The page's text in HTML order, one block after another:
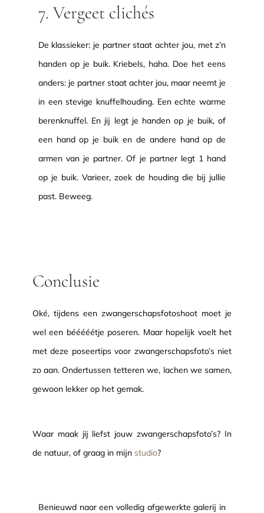
7. Vergeet clichés
De klassieker: je partner staat achter jou, met z’n
handen op je buik. Kriebels, haha. Doe het eens
anders: je partner staat achter jou, maar neemt je
in een stevige knuffelhouding. Een echte warme
berenknuffel. En jij legt je handen op je buik, of
een hand op je buik en de andere hand op de
armen van je partner. Of je partner legt 1 hand
op je buik. Varieer, zoek de houding die bij jullie
past. Beweeg.
Conclusie
Oké, tijdens een zwangerschapsfotoshoot moet je
wel een bééééétje poseren. Maar hopelijk voelt het
met deze poseertips voor zwangerschapsfoto’s niet
zo aan. Ondertussen tetteren we, lachen we samen,
gewoon lekker op het gemak.
Waar maak jij liefst jouw zwangerschapsfoto’s? In
de natuur, of graag in mijn studio?
Benieuwd naar een volledig afgewerkte galerij in